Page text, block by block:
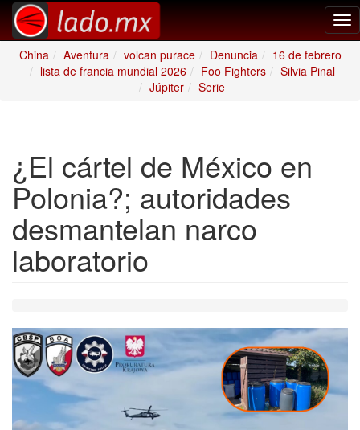
China
Aventura volcan purace Denuncia
16 de febrero
lista de francia mundial 2026
Foo Fighters
Silvia Pinal
Júpiter
Serie
¿El cártel de México en
Polonia?; autoridades
desmantelan narco
laboratorio